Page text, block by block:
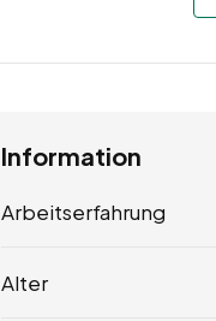
Information
Arbeitserfahrung
Alter